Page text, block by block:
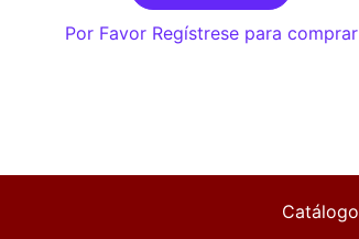
Por Favor Regístrese para comprar
Catálogo